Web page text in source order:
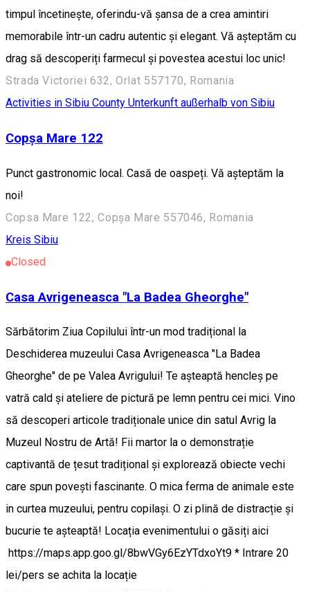
timpul încetinește, oferindu-vă șansa de a crea amintiri
memorabile într-un cadru autentic și elegant. Vă așteptăm cu
drag să descoperiți farmecul și povestea acestui loc unic!
Strada Victoriei 632, Orlat 557170, Romania
Activities in Sibiu County Unterkunft außerhalb von Sibiu
Copșa Mare 122
Punct gastronomic local. Casă de oaspeți. Vă așteptăm la
noi!
Copsa Mare 122, Copșa Mare 557046, Romania
Kreis Sibiu
Closed
Casa Avrigeneasca "La Badea Gheorghe"
Sărbătorim Ziua Copilului într-un mod tradițional la
Deschiderea muzeului Casa Avrigeneasca "La Badea
Gheorghe" de pe Valea Avrigului! Te așteaptă hencleș pe
vatră cald și ateliere de pictură pe lemn pentru cei mici. Vino
să descoperi articole tradiționale unice din satul Avrig la
Muzeul Nostru de Artă! Fii martor la o demonstrație
captivantă de țesut tradițional și explorează obiecte vechi
care spun povești fascinante. O mica ferma de animale este
in curtea muzeului, pentru copilași. O zi plină de distracție și
bucurie te așteaptă! Locația evenimentului o găsiți aici
https://maps.app.goo.gl/8bwVGy6EzYTdxoYt9 * Intrare 20
lei/pers se achita la locație